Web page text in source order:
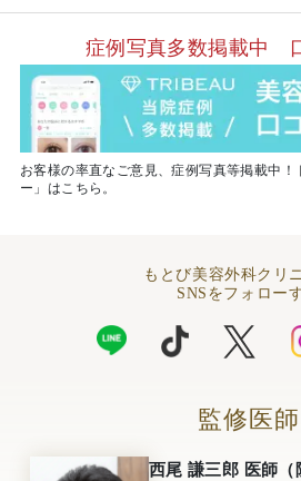
症例写真多数掲載中
お客様の率直なご意見、症例写真等掲載中
ー」はこちら。
もとび美容外科クリ
SNSをフォロー
監修医師
西尾 謙三郎 医師（